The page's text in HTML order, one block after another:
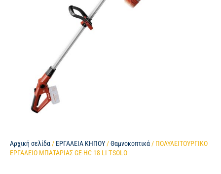
Αρχική σελίδα / ΕΡΓΑΛΕΙΑ ΚΗΠΟΥ /Θαμνοκοπτικά / ΠΟΛΥΛΕΙΤΟΥΡΓΙΚΟ
ΕΡΓΑΛΕΙΟ ΜΠΑΤΑΡΙΑΣ GE-HC 18 LI T-SOLO